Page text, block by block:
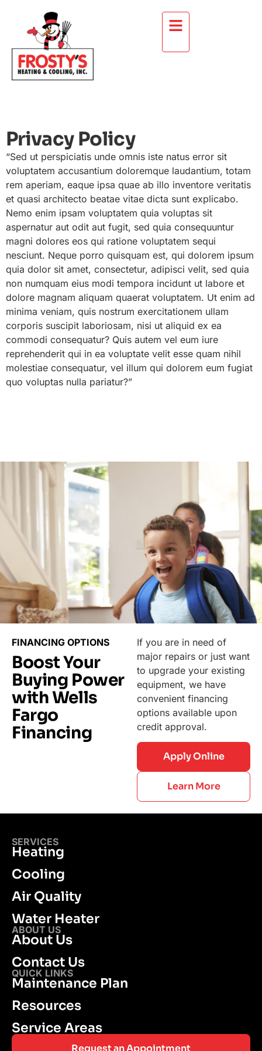
Privacy Policy
“Sed ut perspiciatis unde omnis iste natus error sit
voluptatem accusantium doloremque laudantium, totam
rem aperiam, eaque ipsa quae ab illo inventore veritatis
et quasi architecto beatae vitae dicta sunt explicabo.
Nemo enim ipsam voluptatem quia voluptas sit
aspernatur aut odit aut fugit, sed quia consequuntur
magni dolores eos qui ratione voluptatem sequi
nesciunt. Neque porro quisquam est, qui dolorem ipsum
quia dolor sit amet, consectetur, adipisci velit, sed quia
non numquam eius modi tempora incidunt ut labore et
dolore magnam aliquam quaerat voluptatem. Ut enim ad
minima veniam, quis nostrum exercitationem ullam
corporis suscipit laboriosam, nisi ut aliquid ex ea
commodi consequatur? Quis autem vel eum iure
reprehenderit qui in ea voluptate velit esse quam nihil
molestiae consequatur, vel illum qui dolorem eum fugiat
quo voluptas nulla pariatur?”
FINANCING OPTIONS
Boost Your
Buying Power
with Wells
Fargo
Financing
If you are in need of
major repairs or just want
to upgrade your existing
equipment, we have
convenient financing
options available upon
credit approval.
Apply Online
Learn More
SERVICES
Heating
Cooling
Air Quality
Water Heater
ABOUT US
About Us
Contact Us
QUICK LINKS
Maintenance Plan
Resources
Service Areas
Request an Appointment